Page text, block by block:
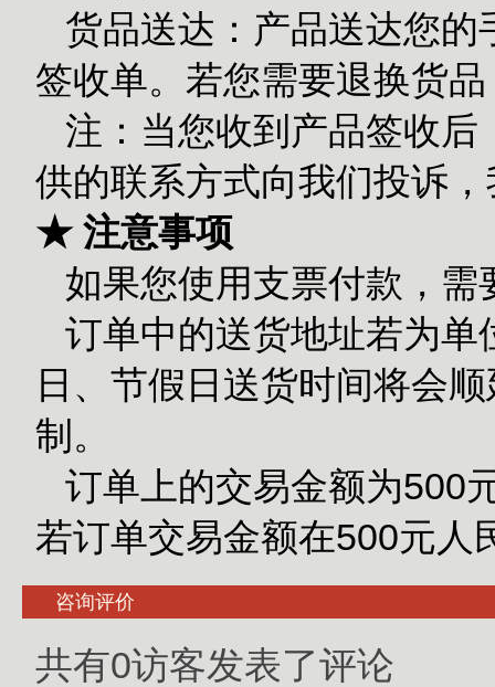
货品送达：产品送达您的
签收单。若您需要退换货
注：当您收到产品签收后
供的联系方式向我们投诉
★ 注意事项
如果您使用支票付款，需
订单中的送货地址若为单
日、节假日送货时间将会
制。
订单上的交易金额为500
若订单交易金额在500元人
咨询评价
共有0访客发表了评论